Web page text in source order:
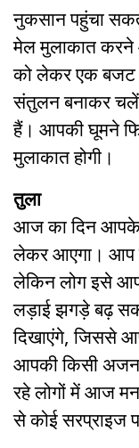
नुकसान पहुंचा
मेल मुलाकात
को लेकर एक बजट
संतुलन बनाकर
हैं। आपकी घूमने
मुलाकात होगी।
तुला
आज का दिन
लेकर आएगा। आप
लेकिन लोग इसे
लड़ाई झगड़े बढ़
दिखाएंगे, जिससे
आपकी किसी
रहे लोगों में आज
से कोई सरप्राइज